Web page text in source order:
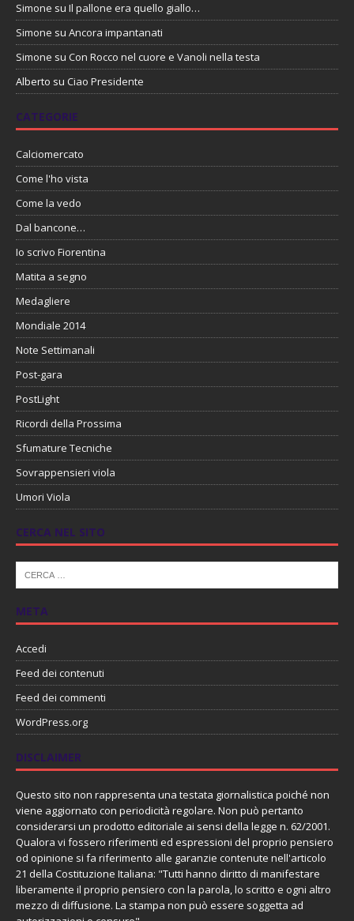
Simone su Il pallone era quello giallo…
Simone su Ancora impantanati
Simone su Con Rocco nel cuore e Vanoli nella testa
Alberto su Ciao Presidente
CATEGORIE
Calciomercato
Come l'ho vista
Come la vedo
Dal bancone…
Io scrivo Fiorentina
Matita a segno
Medagliere
Mondiale 2014
Note Settimanali
Post-gara
PostLight
Ricordi della Prossima
Sfumature Tecniche
Sovrappensieri viola
Umori Viola
CERCA NEL SITO
META
Accedi
Feed dei contenuti
Feed dei commenti
WordPress.org
DISCLAIMER
Questo sito non rappresenta una testata giornalistica poiché non
viene aggiornato con periodicità regolare. Non può pertanto
considerarsi un prodotto editoriale ai sensi della legge n. 62/2001.
Qualora vi fossero riferimenti ed espressioni del proprio pensiero
od opinione si fa riferimento alle garanzie contenute nell'articolo
21 della Costituzione Italiana: "Tutti hanno diritto di manifestare
liberamente il proprio pensiero con la parola, lo scritto e ogni altro
mezzo di diffusione. La stampa non può essere soggetta ad